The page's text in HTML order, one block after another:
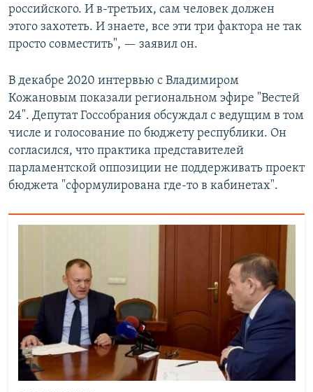
российского. И в-третьих, сам человек должен
этого захотеть. И знаете, все эти три фактора не так
просто совместить", — заявил он.
В декабре 2020 интервью с Владимиром
Кожановым показали региональном эфире "Вестей
24". Депутат Госсобрания обсуждал с ведущим в том
числе и голосование по бюджету республики. Он
согласился, что практика представителей
парламентской оппозиции не поддерживать проект
бюджета "сформулирована где-то в кабинетах".